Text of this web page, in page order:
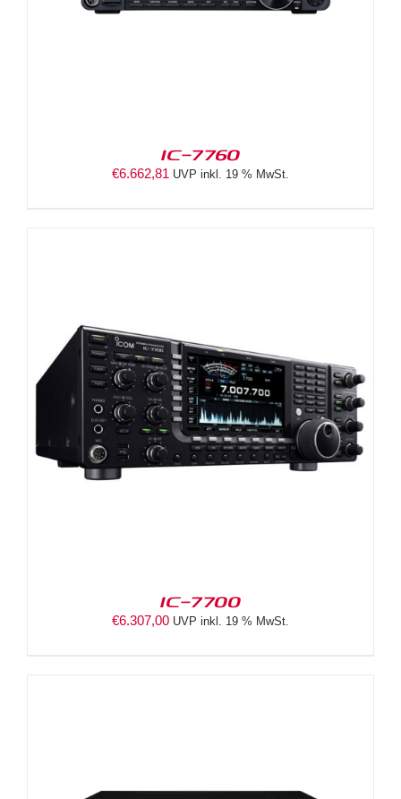
IC-7760
€6.662,81 UVP inkl. 19 % MwSt.
IC-7700
€6.307,00 UVP inkl. 19 % MwSt.